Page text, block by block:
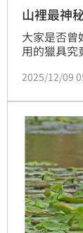
山裡最神
大家是否曾
用的獵具究
熊等珍貴野
智慧又極具
仔店Plus
兩難。
2025/12/09